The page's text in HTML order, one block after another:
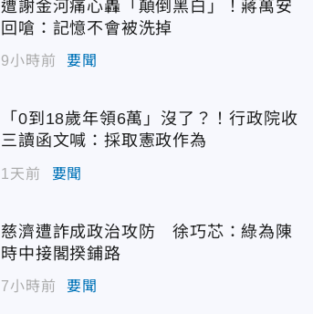
遭謝金河痛心轟「顛倒黑白」！蔣萬安
回嗆：記憶不會被洗掉
9小時前 要聞
「0到18歲年領6萬」沒了？！行政院收
三讀函文喊：採取憲政作為
1天前 要聞
慈濟遭詐成政治攻防 徐巧芯：綠為陳
時中接閣揆鋪路
7小時前 要聞